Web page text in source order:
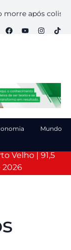
colisão entre
Mundo
Velho | 91,5
2026